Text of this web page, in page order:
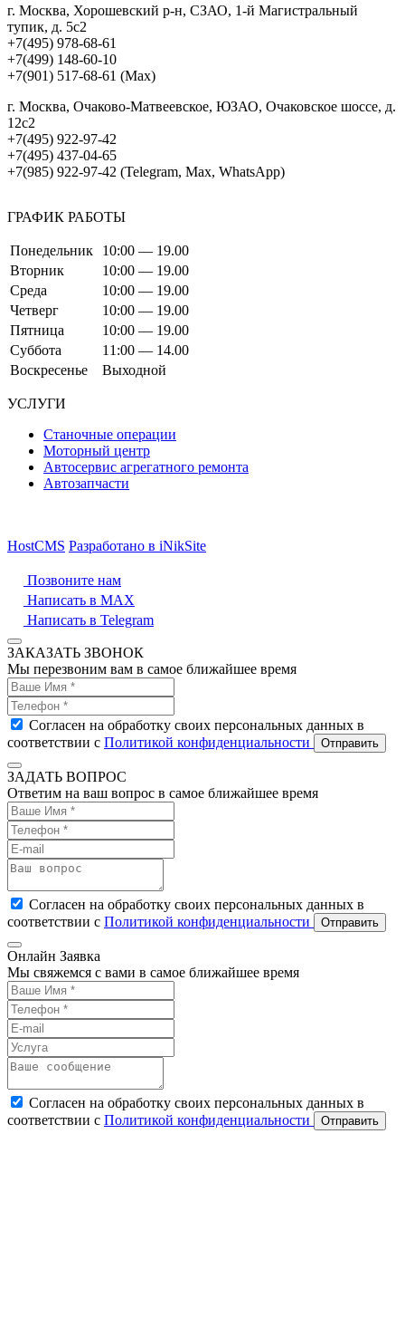
г. Москва, Хорошевский р-н, СЗАО, 1-й Магистральный
тупик, д. 5с2
+7(495) 978-68-61
+7(499) 148-60-10
+7(901) 517-68-61 (Max)
г. Москва, Очаково-Матвеевское, ЮЗАО, Очаковское шоссе, д.
12с2
+7(495) 922-97-42
+7(495) 437-04-65
+7(985) 922-97-42 (Telegram, Max, WhatsApp)
ГРАФИК РАБОТЫ
Понедельник
10:00 — 19.00
Вторник
10:00 — 19.00
Среда
10:00 — 19.00
Четверг
10:00 — 19.00
Пятница
10:00 — 19.00
Суббота
11:00 — 14.00
Воскресенье
Выходной
УСЛУГИ
Станочные операции
Моторный центр
Автосервис агрегатного ремонта
Автозапчасти
HostCMS Разработано в iNikSite
Позвоните нам
Написать в MAX
Написать в Telegram
ЗАКАЗАТЬ ЗВОНОК
Мы перезвоним вам в самое ближайшее время
Согласен на обработку своих персональных данных в
соответствии с Политикой конфиденциальности Отправить
ЗАДАТЬ ВОПРОС
Ответим на ваш вопрос в самое ближайшее время
Согласен на обработку своих персональных данных в
соответствии с Политикой конфиденциальности Отправить
Онлайн Заявка
Мы свяжемся с вами в самое ближайшее время
Согласен на обработку своих персональных данных в
соответствии с Политикой конфиденциальности Отправить